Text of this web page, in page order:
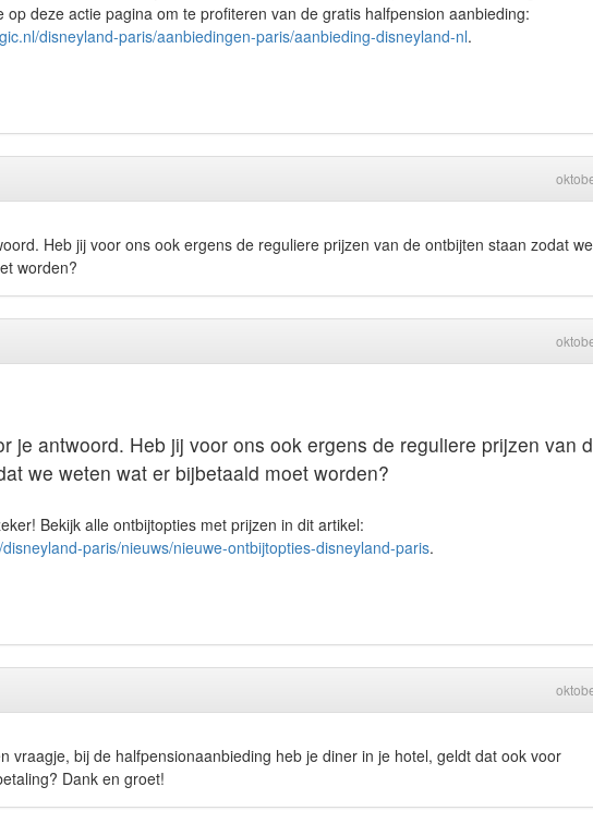
op deze actie pagina om te profiteren van de gratis halfpension aanbieding:
disneyland-paris/aanbiedingen-paris/aanbieding-disneyland-nl.
Heb jij voor ons ook ergens de reguliere prijzen van de ontbijten staan zodat we
worden?
je antwoord. Heb jij voor ons ook ergens de reguliere prijzen van
we weten wat er bijbetaald moet worden?
Bekijk alle ontbijtopties met prijzen in dit artikel:
paris/nieuws/nieuwe-ontbijtopties-disneyland-paris.
vraagje, bij de halfpensionaanbieding heb je diner in je hotel, geldt dat ook voor
Dank en groet!